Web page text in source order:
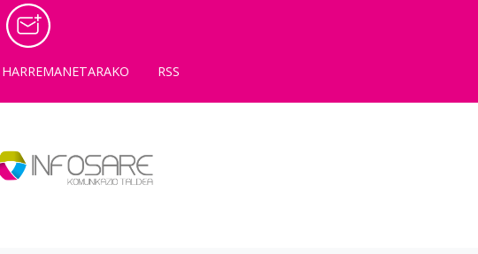
HARREMANETARAKO RSS